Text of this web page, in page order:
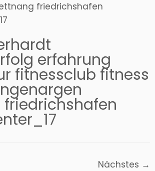
friedrichshafen
erfahrung
fitnessclub fitness
Nächstes →